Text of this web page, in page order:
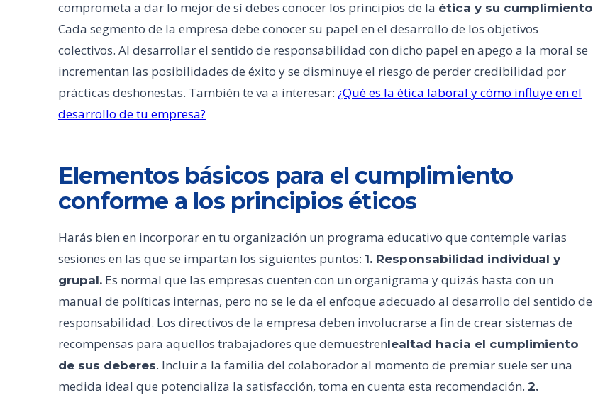
comprometa a dar lo mejor de sí debes conocer los principios de la ética y su cumplimiento
Cada segmento de la empresa debe conocer su papel en el desarrollo de los objetivos
colectivos. Al desarrollar el sentido de responsabilidad con dicho papel en apego a la moral se
incrementan las posibilidades de éxito y se disminuye el riesgo de perder credibilidad por
prácticas deshonestas. También te va a interesar: ¿Qué es la ética laboral y cómo influye en el
desarrollo de tu empresa?
Elementos básicos para el cumplimiento
conforme a los principios éticos
Harás bien en incorporar en tu organización un programa educativo que contemple varias
sesiones en las que se impartan los siguientes puntos: 1. Responsabilidad individual y
grupal. Es normal que las empresas cuenten con un organigrama y quizás hasta con un
manual de políticas internas, pero no se le da el enfoque adecuado al desarrollo del sentido de
responsabilidad. Los directivos de la empresa deben involucrarse a fin de crear sistemas de
recompensas para aquellos trabajadores que demuestrenlealtad hacia el cumplimiento
de sus deberes. Incluir a la familia del colaborador al momento de premiar suele ser una
medida ideal que potencializa la satisfacción, toma en cuenta esta recomendación. 2.